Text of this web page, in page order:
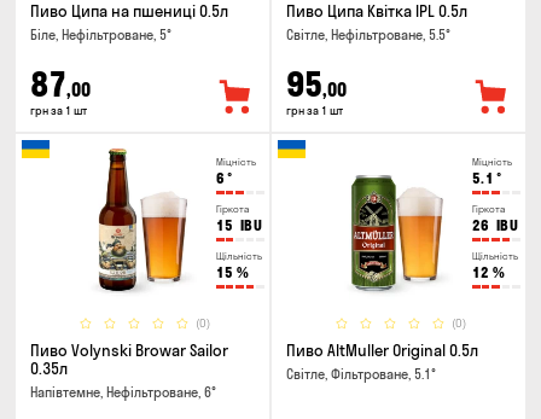
Пиво Ципа на пшениці 0.5л
Біле, Нефільтроване, 5°
87,00
грн за 1 шт
Пиво Ципа Квітка IPL 0.5л
Світле, Нефільтроване, 5.5°
95,00
грн за 1 шт
Міцність
6 °
Гіркота
15 IBU
Щільність
15 %
(0)
Пиво Volynski Browar Sailor
0.35л
Напівтемне, Нефільтроване, 6°
Міцність
5.1 °
Гіркота
26 IBU
Щільність
12 %
(0)
Пиво AltMuller Original 0.5л
Світле, Фільтроване, 5.1°